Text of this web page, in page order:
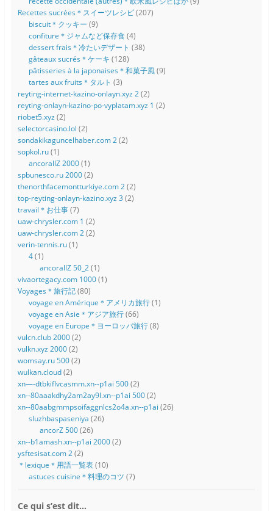
Recettes sucrées＊スイーツレシピ(207)
biscuit＊クッキー (9)
confiture＊ジャムなど保存食(4)
dessert frais＊冷たいデザート (38)
gâteaux sucrés＊ケーキ (128)
pâtisseries à la japonaises＊和菓子風(9)
tartes aux fruits＊タルト (3)
reyting-internet-kazino-onlayn.xyz 2(2)
reyting-onlayn-kazino-po-vyplatam.xyz 1 (2)
riobet5.xyz (2)
selectorcasino.lol (2)
sondakikaguncelhaber.com 2(2)
sopkol.ru(1)
ancorallZ 2000(1)
spbunesco.ru 2000(2)
thenorthfacemontturkiye.com 2(2)
top-reyting-onlayn-kazino.xyz 3 (2)
travail＊お仕事(7)
uaw-chrysler.com 1 (2)
uaw-chrysler.com 2(2)
verin-tennis.ru(1)
4(1)
ancorallZ 50_2(1)
vivaortegacy.com 1000(1)
Voyages＊旅行記(80)
voyage en Amérique＊アメリカ旅行(1)
voyage en Asie＊アジア旅行(66)
voyage en Europe＊ヨーロッパ旅行(8)
vulcn.club 2000(2)
vulkn.xyz 2000(2)
womsay.ru 500(2)
wulkan.cloud(2)
xn—-dtbkiflvcasmm.xn--p1ai 500(2)
xn--80aaakdhy2am2ay9l.xn--p1ai 500(2)
xn--80aabgmmpsoifaggnlcs2o4a.xn--p1ai (26)
sluzhbaspaseniya (26)
ancorZ 500(26)
xn--b1amash.xn--p1ai 2000(2)
ysftesisat.com 2(2)
＊lexique＊用語一覧表(10)
astuces cuisine＊料理のコツ (7)
Ce qui s’est dit…